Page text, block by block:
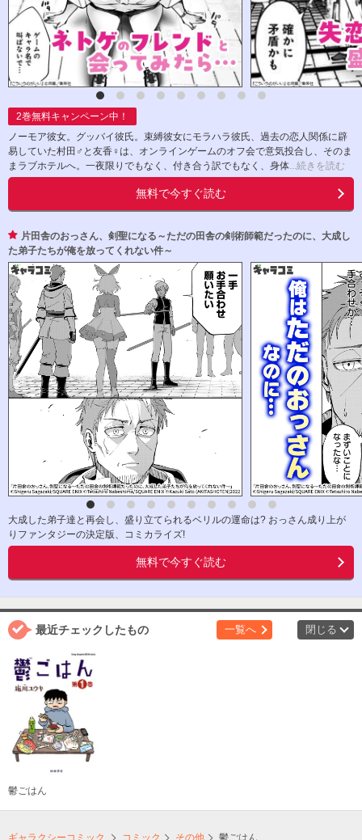
2巻無料キャンペーン中！
ノーモア彼女。グッバイ彼氏。束縛彼女にモラハラ彼氏、過去の恋人関係に辟
易していた村田♂と友香♀は、オンラインゲームのオフ会で意気投合し、そのま
まラブホテルへ。一夜限りでもなく、付き合う訳でもなく、身体...続きを読む
無料で今すぐ読む
片田舎のおっさん、剣聖になる～ただの田舎の剣術師範だったのに、大成し
た弟子たちが俺を放ってくれない件～
大成した弟子達と再会し、盛り立てられるベリルの運命は? おっさん成り上が
りファンタジーの決定版、コミカライズ!
無料で今すぐ読む
最近チェックしたもの 一覧へ 閉じる
鬱ごはん
ギャラクシーコミック コミック その他 鬱ごはん